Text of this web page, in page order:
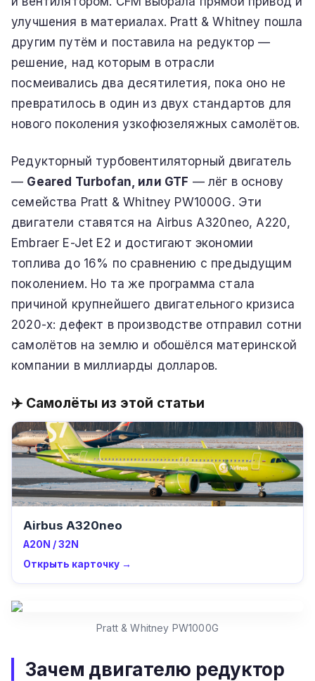
улучшения в материалах. Pratt & Whitney пошла
другим путём и поставила на редуктор —
решение, над которым в отрасли
посмеивались два десятилетия, пока оно не
превратилось в один из двух стандартов для
нового поколения узкофюзеляжных самолётов.
Редукторный турбовентиляторный двигатель
— Geared Turbofan, или GTF — лёг в основу
семейства Pratt & Whitney PW1000G. Эти
двигатели ставятся на Airbus A320neo, A220,
Embraer E-Jet E2 и достигают экономии
топлива до 16% по сравнению с предыдущим
поколением. Но та же программа стала
причиной крупнейшего двигательного кризиса
2020-х: дефект в производстве отправил сотни
самолётов на землю и обошёлся материнской
компании в миллиарды долларов.
✈️ Самолёты из этой статьи
Airbus A320neo
A20N / 32N
Открыть карточку →
Pratt & Whitney PW1000G
Зачем двигателю редуктор